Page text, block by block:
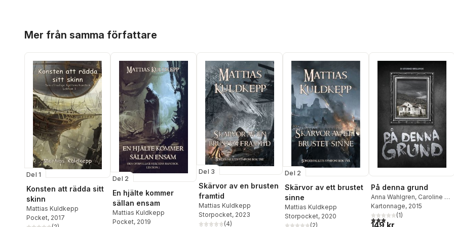
Mer från samma författare
Del 1
Konsten att rädda sitt
skinn
Mattias Kuldkepp
Pocket, 2017
Del 2
En hjälte kommer
sällan ensam
Mattias Kuldkepp
Pocket, 2019
Del 3
Skärvor av en brusten
framtid
Mattias Kuldkepp
Storpocket, 2023
(4)
Del 2
Skärvor av ett brustet
sinne
Mattias Kuldkepp
Storpocket, 2020
(2)
På denna grund
Anna Wahlgren, Caroline L.
Jensen,Ingemar Wiklund
A. C. Collin
Petra Sandberg
Kartonnage, 2015
3,0utav 5 stjärnor. Totalt
(1)